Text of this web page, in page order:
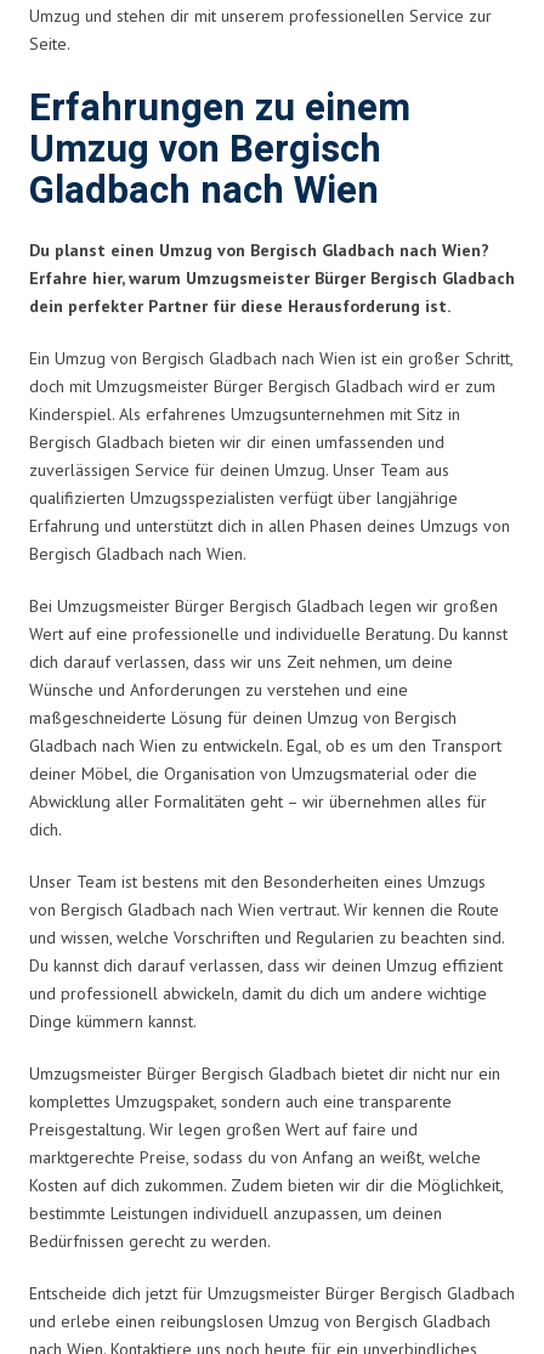
Umzug und stehen dir mit unserem professionellen Service zur
Seite.
Erfahrungen zu einem
Umzug von Bergisch
Gladbach nach Wien
Du planst einen Umzug von Bergisch Gladbach nach Wien?
Erfahre hier, warum Umzugsmeister Bürger Bergisch Gladbach
dein perfekter Partner für diese Herausforderung ist.
Ein Umzug von Bergisch Gladbach nach Wien ist ein großer Schritt,
doch mit Umzugsmeister Bürger Bergisch Gladbach wird er zum
Kinderspiel. Als erfahrenes Umzugsunternehmen mit Sitz in
Bergisch Gladbach bieten wir dir einen umfassenden und
zuverlässigen Service für deinen Umzug. Unser Team aus
qualifizierten Umzugsspezialisten verfügt über langjährige
Erfahrung und unterstützt dich in allen Phasen deines Umzugs von
Bergisch Gladbach nach Wien.
Bei Umzugsmeister Bürger Bergisch Gladbach legen wir großen
Wert auf eine professionelle und individuelle Beratung. Du kannst
dich darauf verlassen, dass wir uns Zeit nehmen, um deine
Wünsche und Anforderungen zu verstehen und eine
maßgeschneiderte Lösung für deinen Umzug von Bergisch
Gladbach nach Wien zu entwickeln. Egal, ob es um den Transport
deiner Möbel, die Organisation von Umzugsmaterial oder die
Abwicklung aller Formalitäten geht – wir übernehmen alles für
dich.
Unser Team ist bestens mit den Besonderheiten eines Umzugs
von Bergisch Gladbach nach Wien vertraut. Wir kennen die Route
und wissen, welche Vorschriften und Regularien zu beachten sind.
Du kannst dich darauf verlassen, dass wir deinen Umzug effizient
und professionell abwickeln, damit du dich um andere wichtige
Dinge kümmern kannst.
Umzugsmeister Bürger Bergisch Gladbach bietet dir nicht nur ein
komplettes Umzugspaket, sondern auch eine transparente
Preisgestaltung. Wir legen großen Wert auf faire und
marktgerechte Preise, sodass du von Anfang an weißt, welche
Kosten auf dich zukommen. Zudem bieten wir dir die Möglichkeit,
bestimmte Leistungen individuell anzupassen, um deinen
Bedürfnissen gerecht zu werden.
Entscheide dich jetzt für Umzugsmeister Bürger Bergisch Gladbach
und erlebe einen reibungslosen Umzug von Bergisch Gladbach
nach Wien. Kontaktiere uns noch heute für ein unverbindliches